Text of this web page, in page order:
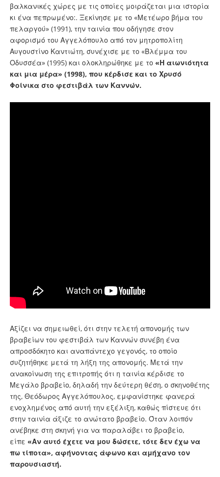
βαλκανικές χώρες με τις οποίες μοιράζεται μια ιστορία
κι ένα πεπρωμένο:. Ξεκίνησε με το «Μετέωρο βήμα του
πελαργού» (1991), την ταινία που οδήγησε στον
αφορισμό του Αγγελόπουλο από τον μητροπολίτη
Αυγουστίνο Καντιώτη, συνέχισε με το «Βλέμμα του
Οδυσσέα» (1995) και ολοκληρώθηκε με το «Η αιωνιότητα
και μια μέρα» (1998), που κέρδισε και το Χρυσό
Φοίνικα στο φεστιβάλ των Καννών.
Αξίζει να σημειωθεί, ότι στην τελετή απονομής των
βραβείων του φεστιβάλ των Καννών συνέβη ένα
απροσδόκητο και αναπάντεχο γεγονός, το οποίο
συζητήθηκε μετά τη λήξη της απονομής. Μετά την
ανακοίνωση της επιτροπής ότι η ταινία κέρδισε το
Μεγάλο βραβείο, δηλαδή την δεύτερη θέση, ο σκηνοθέτης
της, Θεόδωρος Αγγελόπουλος, εμφανίστηκε φανερά
ενοχλημένος από αυτή την εξέλιξη, καθώς πίστευε ότι
στην ταινία άξιζε το ανώτατο βραβείο. Όταν λοιπόν
ανέβηκε στη σκηνή για να παραλάβει το βραβείο,
είπε «Αν αυτό έχετε να μου δώσετε, τότε δεν έχω να
πω τίποτα», αφήνοντας άφωνο και αμήχανο τον
παρουσιαστή.